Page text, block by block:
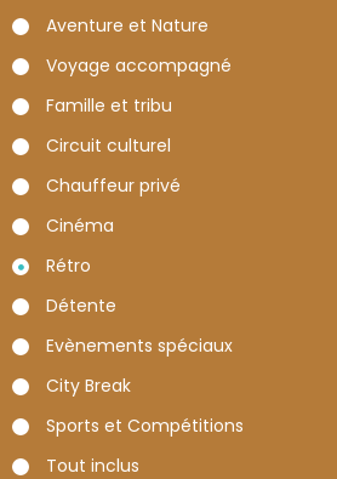
Aventure et Nature
Voyage accompagné
Famille et tribu
Circuit culturel
Chauffeur privé
Cinéma
Rétro
Détente
Evènements spéciaux
City Break
Sports et Compétitions
Tout inclus